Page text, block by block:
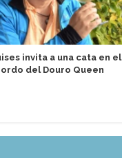
invita a una cata en el
del Douro Queen